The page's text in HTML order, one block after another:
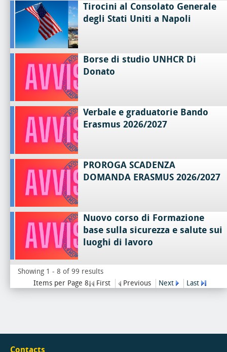
Tirocini al Consolato Generale
degli Stati Uniti a Napoli
Borse di studio UNHCR Di
Donato
Verbale e graduatorie Bando
Erasmus 2026/2027
PROROGA SCADENZA
DOMANDA ERASMUS 2026/2027
Nuovo corso di Formazione
base sulla sicurezza e salute sui
luoghi di lavoro
Showing 1 - 8 of 99 results
Items per Page 8
First Previous Next Last
Contacts